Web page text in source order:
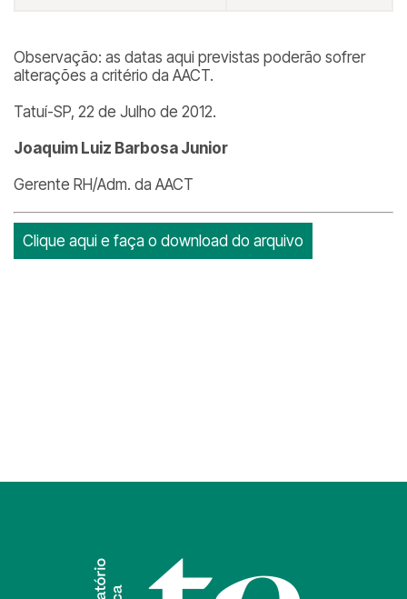
Observação: as datas aqui previstas poderão sofrer
alterações a critério da AACT.
Tatuí-SP, 22 de Julho de 2012.
Joaquim Luiz Barbosa Junior
Gerente RH/Adm. da AACT
Clique aqui e faça o download do arquivo